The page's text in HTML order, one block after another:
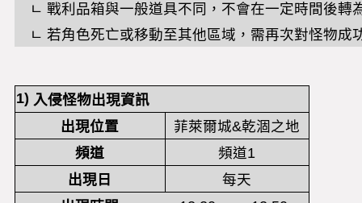
ㄴ 戰利品箱與一般道具不同，不會在一定時間後
ㄴ 若角色死亡或移動至其他區域，需再次對怪物成
1) 入侵怪物出現資訊
出現位置
菲萊爾城&乾涸之地
頻道
頻道1
出現日
每天